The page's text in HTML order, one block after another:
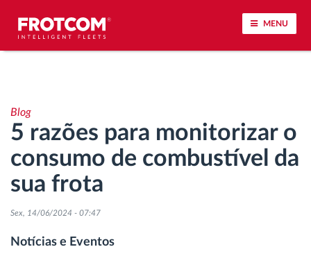
MENU
Análise do estilo de condução
Monitorização dos tempos de condução
Gestão de tarefas
Descarga remota de tacógrafo
Blog
5 razões para monitorizar o
consumo de combustível da
sua frota
Sex, 14/06/2024 - 07:47
Notícias e Eventos